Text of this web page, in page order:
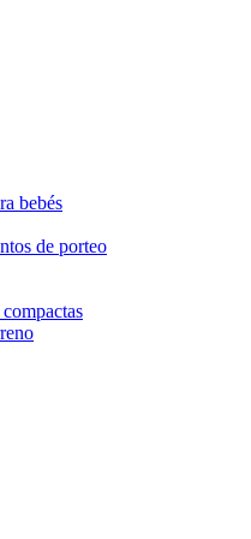
bebés
de porteo